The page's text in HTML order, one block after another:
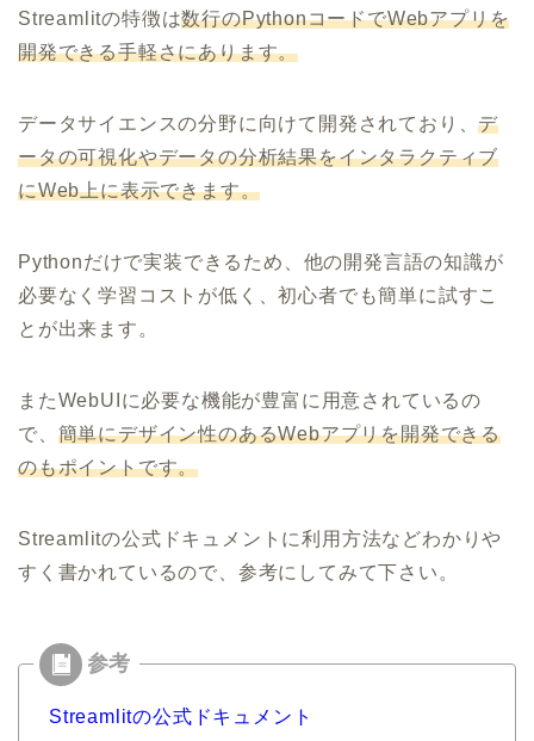
Streamlitの特徴は数行のPythonコードでWebアプリを
開発できる手軽さにあります。
データサイエンスの分野に向けて開発されており、デ
ータの可視化やデータの分析結果をインタラクティブ
にWeb上に表示できます。
Pythonだけで実装できるため、他の開発言語の知識が
必要なく学習コストが低く、初心者でも簡単に試すこ
とが出来ます。
またWebUIに必要な機能が豊富に用意されているの
で、 簡単にデザイン性のあるWebアプリを開発できる
のもポイントです。
Streamlitの公式ドキュメントに利用方法などわかりや
すく書かれているので、参考にしてみて下さい。
Streamlitの公式ドキュメント